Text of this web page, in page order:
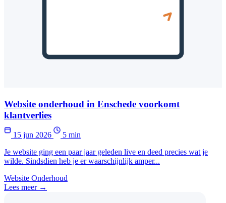
Website onderhoud in Enschede voorkomt
klantverlies
15 jun 2026
5 min
Je website ging een paar jaar geleden live en deed precies wat je
wilde. Sindsdien heb je er waarschijnlijk amper...
Website Onderhoud
Lees meer →